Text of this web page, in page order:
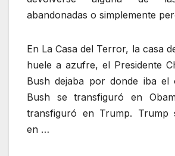
abandonadas o simplemente
En La Casa del Terror, la casa
huele a azufre, el Presidente
Bush dejaba por donde iba
Bush se transfiguró en
transfiguró en Trump. Trump
en …